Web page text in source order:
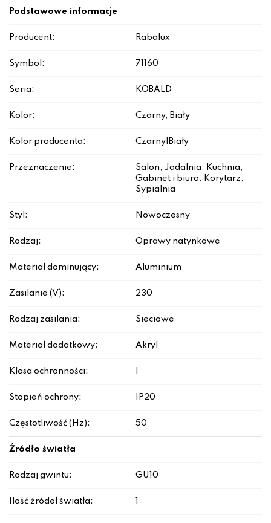
Podstawowe informacje
Producent: Rabalux
Symbol: 71160
Seria: KOBALD
Kolor: Czarny, Biały
Kolor producenta: Czarny|Biały
Przeznaczenie:
Salon, Jadalnia, Kuchnia,
Gabinet i biuro, Korytarz,
Sypialnia
Styl: Nowoczesny
Rodzaj: Oprawy natynkowe
Materiał dominujący: Aluminium
Zasilanie (V): 230
Rodzaj zasilania: Sieciowe
Materiał dodatkowy: Akryl
Klasa ochronności:
Stopień ochrony: IP20
Częstotliwość (Hz): 50
Źródło światła
Rodzaj gwintu: GU10
Ilość źródeł światła: